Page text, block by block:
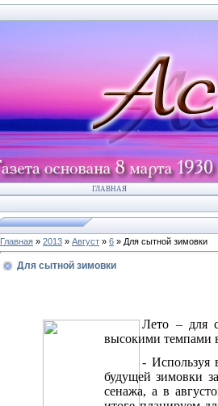
ГЛАВНАЯ
Главная » 2013 » Август » 6 » Для сытной зимовки
Для сытной зимовки
Лето – для
высокими темпами
- Используя
будущей зимовки
сенажа, а в